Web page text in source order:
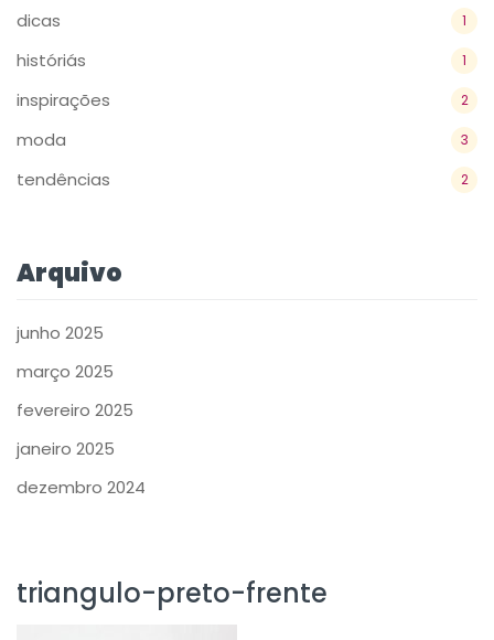
dicas 1
históriás 1
inspirações 2
moda 3
tendências 2
Arquivo
junho 2025
março 2025
fevereiro 2025
janeiro 2025
dezembro 2024
triangulo-preto-frente